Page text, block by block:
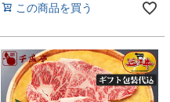
この商品を買う